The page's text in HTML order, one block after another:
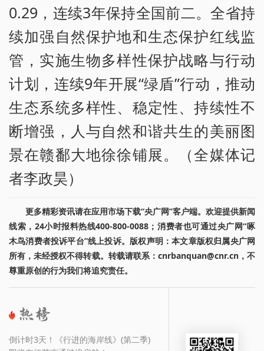
0.29，连续3年保持全国前二。全省持
续加强自然保护地和生态保护红线监
管，实施生物多样性保护战略与行动
计划，连续9年开展“绿盾”行动，推动
生态系统多样性、稳定性、持续性不
断增强，人与自然和谐共生的美丽图
景在赣鄱大地徐徐铺展。（全媒体记
者李政昊）
更多精彩资讯请在应用市场下载“央广网”客户端。欢迎提供新闻
线索，24小时报料热线400-800-0088；消费者也可通过央广网“啄
木鸟消费者投诉平台”线上投诉。版权声明：本文章版权归属央广网
所有，未经授权不得转载。转载请联系：cnrbanquan@cnr.cn，不
尊重原创的行为我们将追究责任。
倒计时3天！《行进的海岸线》(第二季)